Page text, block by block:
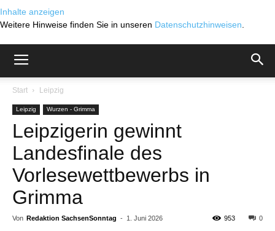
Inhalte anzeigen
Weitere Hinweise finden Sie in unseren Datenschutzhinweisen
Start Leipzig
Leipzig Wurzen - Grimma
Leipzigerin gewinnt
Landesfinale des
Vorlesewettbewerbs in
Grimma
Von Redaktion SachsenSonntag - 1. Juni 2026 0
953